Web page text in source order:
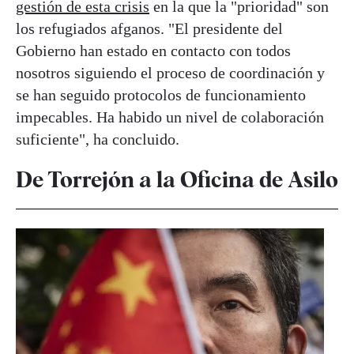
gestión de esta crisis en la que la "prioridad" son
los refugiados afganos. "El presidente del
Gobierno han estado en contacto con todos
nosotros siguiendo el proceso de coordinación y
se han seguido protocolos de funcionamiento
impecables. Ha habido un nivel de colaboración
suficiente", ha concluido.
De Torrejón a la Oficina de Asilo